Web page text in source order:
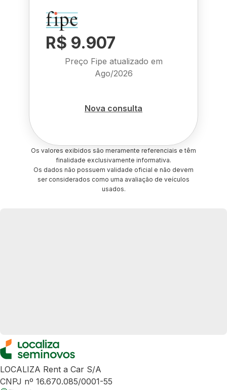
R$ 9.907
Preço Fipe atualizado em
Ago/2026
Nova consulta
Os valores exibidos são meramente referenciais e têm
finalidade exclusivamente informativa.
Os dados não possuem validade oficial e não devem
ser considerados como uma avaliação de veículos
usados.
LOCALIZA Rent a Car S/A
CNPJ nº 16.670.085/0001-55